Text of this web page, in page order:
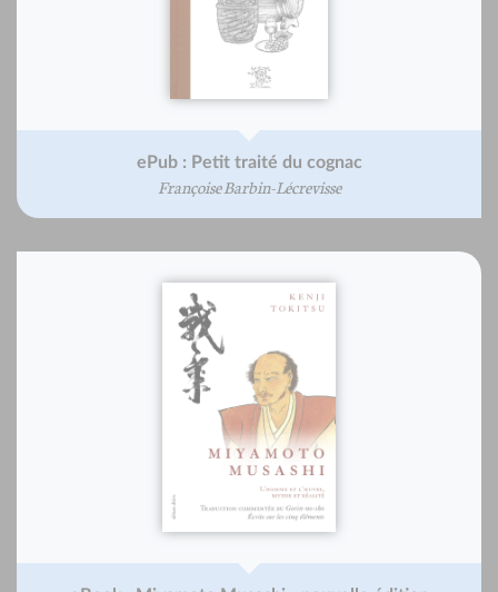
ePub : Petit traité du cognac
Françoise Barbin-Lécrevisse